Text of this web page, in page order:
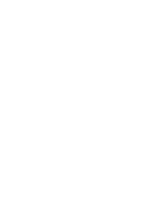
وقد فارقت ديننا فدعاهم إلى
تأكل الظالم ولا تضرّ
للنار عند مخرجها التي
وما قرّبوا معها, ومن
اليهودية باليمن "
إنما اتبعوا النار ليردّوها,